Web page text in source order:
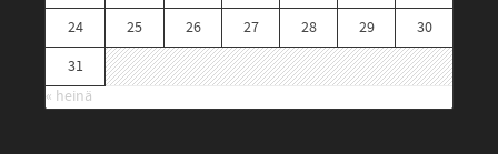
24
25 26 27 28 29
30
31
« heinä